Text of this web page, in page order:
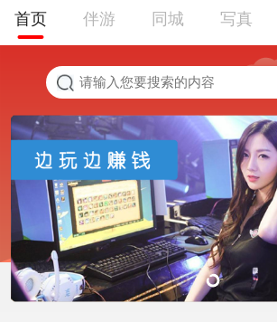
首页 伴游 同城 写真